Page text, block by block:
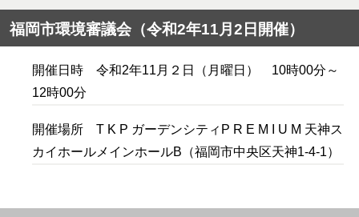
福岡市環境審議会（令和2年11月2日開催）
開催日時 令和2年11月２日（月曜日） 10時00分～
12時00分
開催場所 T K P ガーデンシティP R E M I U M 天神ス
カイホールメインホールB（福岡市中央区天神1-4-1）